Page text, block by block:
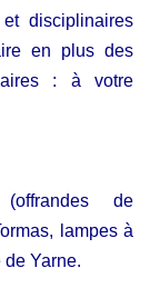
disciplinaires
en plus des
: à votre
de
lampes à
de Yarne.